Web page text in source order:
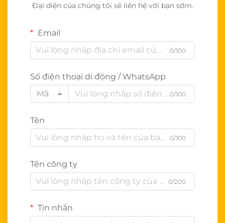
Đại diện của chúng tôi sẽ liên hệ với bạn sớm.
Email
0/100
Số điện thoại di động / WhatsApp
Mã
0/100
Tên
0/100
Tên công ty
0/200
Tin nhắn